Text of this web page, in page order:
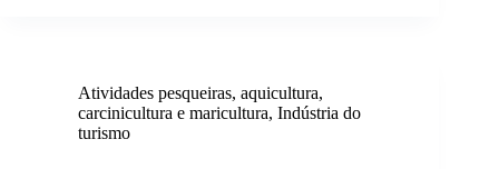
Atividades pesqueiras, aquicultura,
carcinicultura e maricultura, Indústria do
turismo